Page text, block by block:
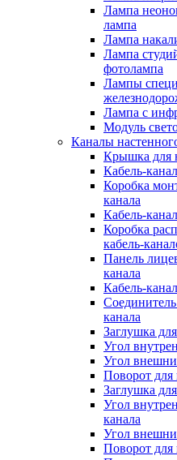
Лампа
лампа
Лампа
Лампа
фотолампа
Лампы
Лампа с
Модуль
Каналы
Крышка для
Кабель-канал
Коробка
канала
Кабель-
Коробка
кабель-
Панель
канала
Кабель-
канала
Заглушка
Угол
Угол
Поворот для
Заглушка
Угол
канала
Угол
Поворот для